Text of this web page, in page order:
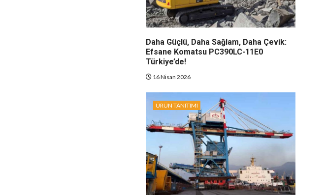
Daha Güçlü, Daha Sağlam, Daha Çevik:
Efsane Komatsu PC390LC-11E0
Türkiye’de!
16 Nisan 2026
ÜRÜN TANITIMI